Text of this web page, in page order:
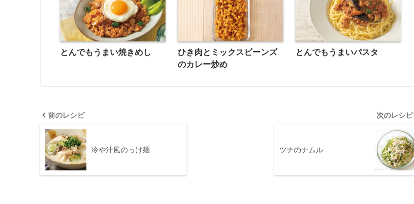
とんでもうまい焼きめし
ひき肉とミックスビーンズ
のカレー炒め
とんでもうまいパスタ
前のレシピ
冷や汁風のっけ麺
次のレシピ
ツナのナムル